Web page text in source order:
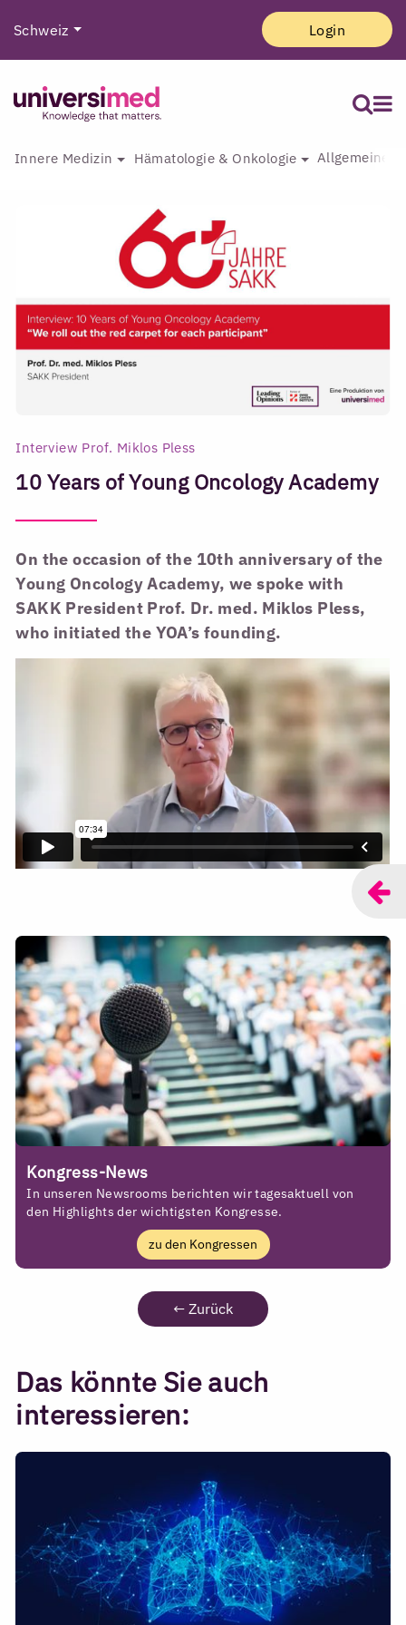
Schweiz Login
Innere Medizin Hämatologie & Onkologie Allgemeine
Interview Prof. Miklos Pless
10 Years of Young Oncology Academy
On the occasion of the 10th anniversary of the
Young Oncology Academy, we spoke with
SAKK President Prof. Dr. med. Miklos Pless,
who initiated the YOA’s founding.
Kongress-News
In unseren Newsrooms berichten wir tagesaktuell von
den Highlights der wichtigsten Kongresse.
zu den Kongressen
← Zurück
Das könnte Sie auch
interessieren: